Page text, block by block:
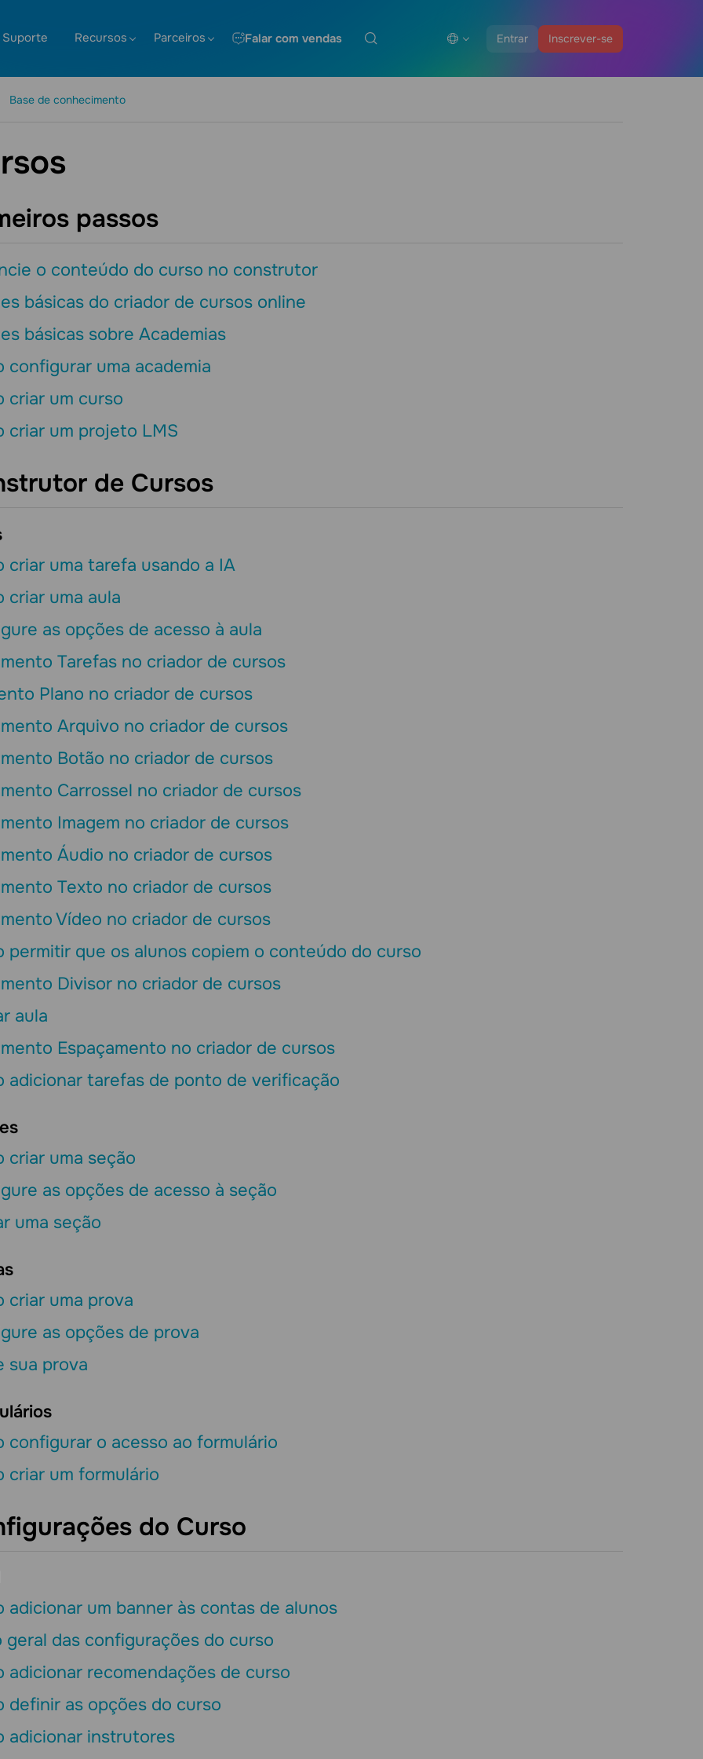
Entrar Inscrever-se
Suporte Recursos Parceiros Falar com vendas
Base de conhecimento
passos
o conteúdo do curso no construtor
básicas do criador de cursos online
básicas sobre Academias
configurar uma academia
criar um curso
criar um projeto LMS
de Cursos
criar uma tarefa usando a IA
criar uma aula
as opções de acesso à aula
Tarefas no criador de cursos
Plano no criador de cursos
Arquivo no criador de cursos
Botão no criador de cursos
Carrossel no criador de cursos
Imagem no criador de cursos
Áudio no criador de cursos
Texto no criador de cursos
Vídeo no criador de cursos
permitir que os alunos copiem o conteúdo do curso
Divisor no criador de cursos
aula
Espaçamento no criador de cursos
adicionar tarefas de ponto de verificação
criar uma seção
as opções de acesso à seção
uma seção
criar uma prova
as opções de prova
sua prova
configurar o acesso ao formulário
criar um formulário
do Curso
adicionar um banner às contas de alunos
geral das configurações do curso
adicionar recomendações de curso
definir as opções do curso
adicionar instrutores